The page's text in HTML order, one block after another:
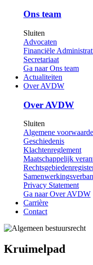
Ons team
Sluiten
Advocaten
Financiële
Secretariaat
Ga naarOns team
Actualiteiten
Over AVDW
Over AVDW
Sluiten
Algemene
Geschiedenis
Klachtenreglement
Maatschappelijk
Privacy Statement
Ga naarOver AVDW
Carrière
Contact
Kruimelpad